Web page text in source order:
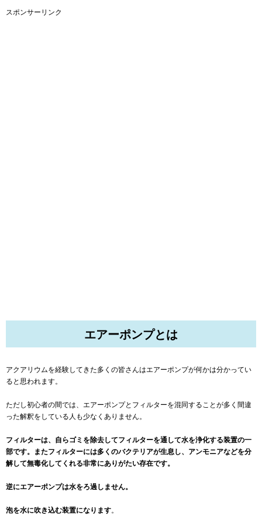
スポンサーリンク
エアーポンプとは
アクアリウムを経験してきた多くの皆さんはエアーポンプが何かは分かってい
ると思われます。
ただし初心者の間では、エアーポンプとフィルターを混同することが多く間違
った解釈をしている人も少なくありません。
フィルターは、自らゴミを除去してフィルターを通して水を浄化する装置の一
部です。またフィルターには多くのバクテリアが生息し、アンモニアなどを分
解して無毒化してくれる非常にありがたい存在です。
逆にエアーポンプは水をろ過しません。
泡を水に吹き込む装置になります。